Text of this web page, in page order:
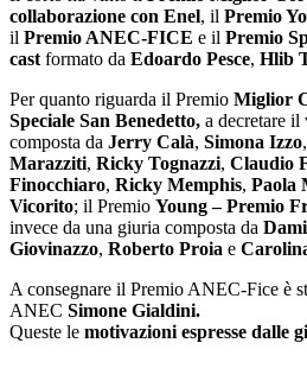
collaborazione con Enel, il Premio
il Premio ANEC-FICE e il Premio
cast formato da Edoardo Pesce, Hlib
Per quanto riguarda il Premio Miglior
Speciale San Benedetto, a decretare il
composta da Jerry Calà, Simona Izzo,
Marazziti, Ricky Tognazzi, Claudio
Finocchiaro, Ricky Memphis, Paola
Vicorito; il Premio Young – Premio
invece da una giuria composta da
Giovinazzo, Roberto Proia e
A consegnare il Premio ANEC-Fice è
ANEC Simone Gialdini.
Queste le motivazioni espresse dalle